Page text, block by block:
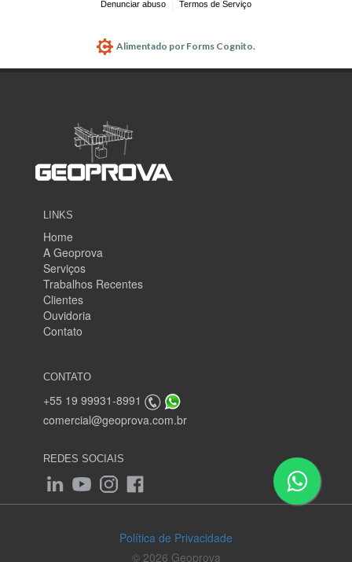
LINKS
Home
A Geoprova
Serviços
Trabalhos Recentes
Clientes
Ouvidoria
Contato
CONTATO
+55 19 99931-8991
comercial@geoprova.com.br
REDES SOCIAIS
Política de Privacidade
© 2026 Geoprova